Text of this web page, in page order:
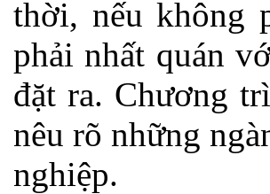
thời, nếu không
phải nhất quán
đặt ra. Chương
nêu rõ những
nghiệp.